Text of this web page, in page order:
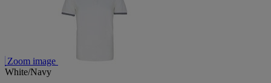
Zoom image
White/Navy